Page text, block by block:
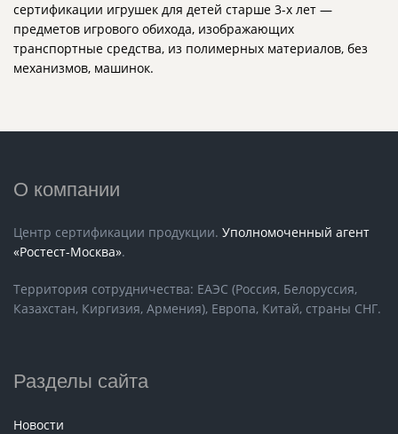
сертификации игрушек для детей старше 3-х лет —
предметов игрового обихода, изображающих
транспортные средства, из полимерных материалов, без
механизмов, машинок.
О компании
Центр сертификации продукции. Уполномоченный агент
«Ростест-Москва».
Территория сотрудничества: ЕАЭС (Россия, Белоруссия,
Казахстан, Киргизия, Армения), Европа, Китай, страны СНГ.
Разделы сайта
Новости